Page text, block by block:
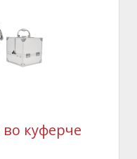
куферче